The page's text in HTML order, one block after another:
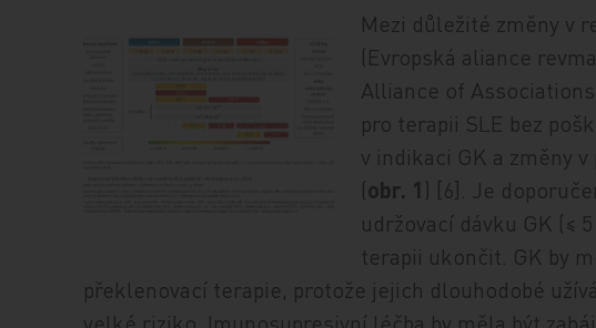
Mezi důležité změny v
(Evropská aliance
Alliance of
pro terapii SLE bez
v indikaci GK a změny
(obr. 1 ) [6]. Je
udržovací dávku GK (≤
terapii ukončit. GK by
překlenovací terapie, protože jejich dlouhodobé